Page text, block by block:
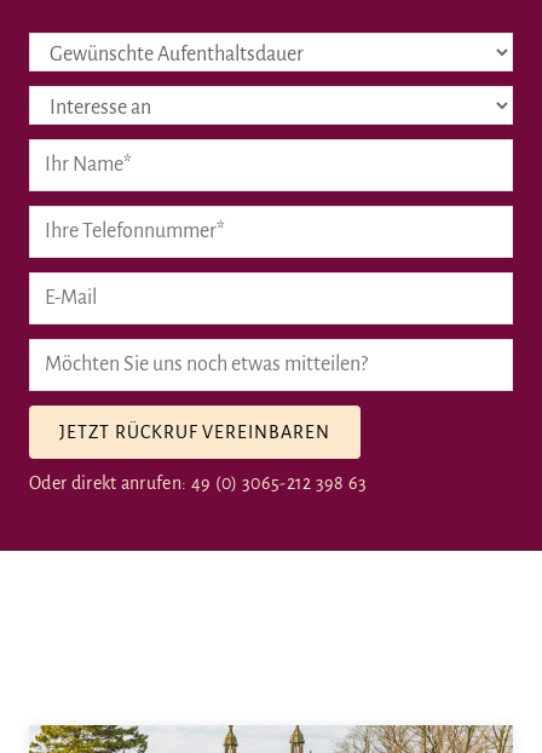
JETZT RÜCKRUF VEREINBAREN
Oder direkt anrufen: 49 (0) 3065-212 398 63